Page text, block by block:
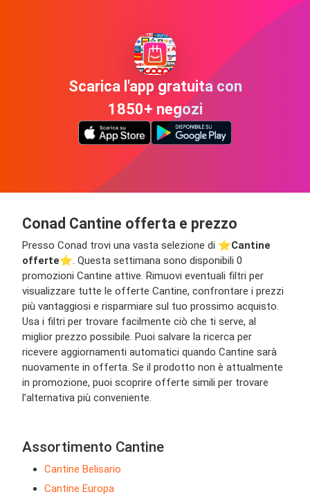
Scarica l'app gratuita con
1850+ negozi
Conad Cantine offerta e prezzo
Presso Conad trovi una vasta selezione di ⭐️Cantine
offerte⭐️. Questa settimana sono disponibili 0
promozioni Cantine attive. Rimuovi eventuali filtri per
visualizzare tutte le offerte Cantine, confrontare i prezzi
più vantaggiosi e risparmiare sul tuo prossimo acquisto.
Usa i filtri per trovare facilmente ciò che ti serve, al
miglior prezzo possibile. Puoi salvare la ricerca per
ricevere aggiornamenti automatici quando Cantine sarà
nuovamente in offerta. Se il prodotto non è attualmente
in promozione, puoi scoprire offerte simili per trovare
l’alternativa più conveniente.
Assortimento Cantine
Cantine Belisario
Cantine Europa